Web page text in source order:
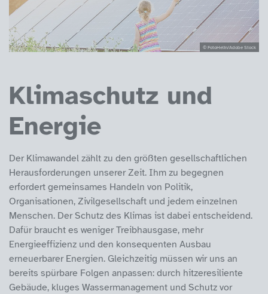
© FotoHelin/Adobe Stock
Klimaschutz und
Energie
Der Klimawandel zählt zu den größten gesellschaftlichen
Herausforderungen unserer Zeit. Ihm zu begegnen
erfordert gemeinsames Handeln von Politik,
Organisationen, Zivilgesellschaft und jedem einzelnen
Menschen. Der Schutz des Klimas ist dabei entscheidend.
Dafür braucht es weniger Treibhausgase, mehr
Energieeffizienz und den konsequenten Ausbau
erneuerbarer Energien. Gleichzeitig müssen wir uns an
bereits spürbare Folgen anpassen: durch hitzeresiliente
Gebäude, kluges Wassermanagement und Schutz vor